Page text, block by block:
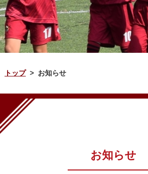
トップ > お知らせ
お知らせ